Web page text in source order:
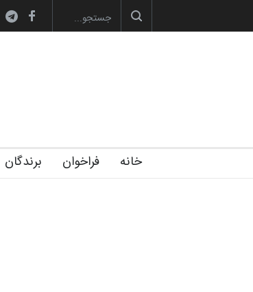
لیست شرکت کنندگان
خانه فراخوان برندگان